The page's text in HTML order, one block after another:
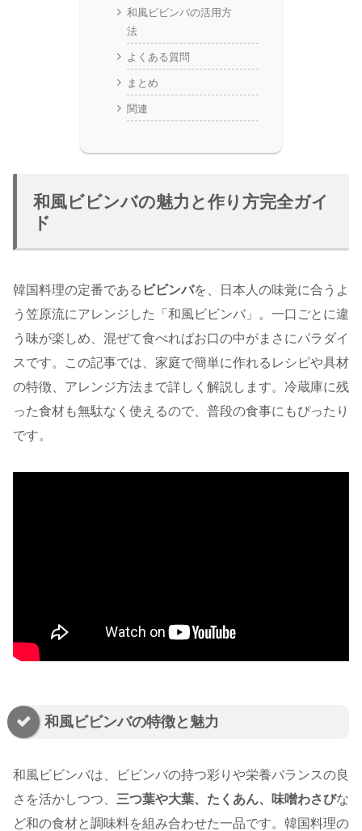
和風ビビンバの活用方
法
よくある質問
まとめ
関連
和風ビビンバの魅力と作り方完全ガイ
ド
韓国料理の定番である ビビンバを、日本人の味覚に合うよ
う笠原流にアレンジした「和風ビビンバ」。一口ごとに違
う味が楽しめ、混ぜて食べればお口の中がまさにパラダイ
スです。この記事では、家庭で簡単に作れるレシピや具材
の特徴、アレンジ方法まで詳しく解説します。冷蔵庫に残
った食材も無駄なく使えるので、普段の食事にもぴったり
です。
和風ビビンバの特徴と魅力
和風ビビンバは、ビビンバの持つ彩りや栄養バランスの良
さを活かしつつ、 三つ葉や大葉、たくあん、味噌わさびな
ど和の食材と調味料を組み合わせた一品です。韓国料理の